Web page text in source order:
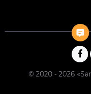
© 2020 - 2026